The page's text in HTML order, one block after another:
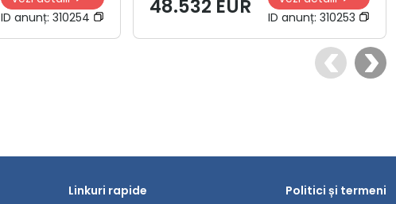
ID anunț:310254 48.532 EUR
ID anunț: 310253
Linkuri rapide
Politici și termeni